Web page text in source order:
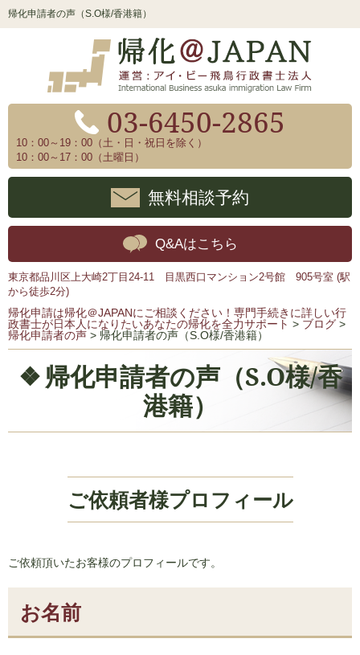
帰化申請者の声（S.O様/香港籍）
03-6450-2865
10：00～19：00（土・日・祝日を除く）
10：00～17：00（土曜日）
無料相談予約
Q&Aはこちら
東京都品川区上大崎2丁目24-11 目黒西口マンション2号館 905号室 (駅
から徒歩2分)
帰化申請は帰化＠JAPANにご相談ください！専門手続きに詳しい行
政書士が日本人になりたいあなたの帰化を全力サポート > ブログ >
帰化申請者の声 > 帰化申請者の声（S.O様/香港籍）
帰化申請者の声（S.O様/香
港籍）
ご依頼者様プロフィール
ご依頼頂いたお客様のプロフィールです。
お名前